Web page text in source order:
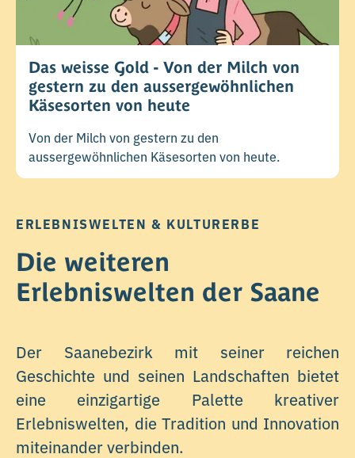
Das weisse Gold - Von der Milch von
gestern zu den aussergewöhnlichen
Käsesorten von heute
Von der Milch von gestern zu den
aussergewöhnlichen Käsesorten von heute.
ERLEBNISWELTEN & KULTURERBE
Die weiteren
Erlebniswelten der Saane
Der Saanebezirk mit seiner reichen
Geschichte und seinen Landschaften bietet
eine einzigartige Palette kreativer
Erlebniswelten, die Tradition und Innovation
miteinander verbinden.